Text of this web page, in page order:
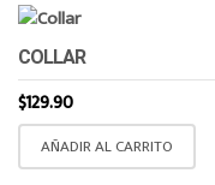
COLLAR
$129.90
AÑADIR AL CARRITO